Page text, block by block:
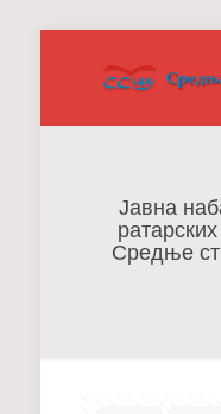
Јавна
Средње